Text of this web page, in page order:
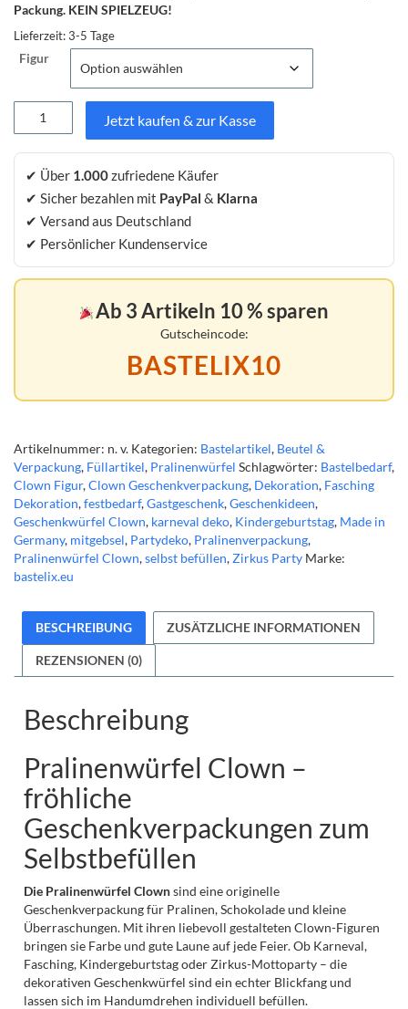
Packung. KEIN SPIELZEUG!
Lieferzeit: 3-5 Tage
Figur
Clown
cm
Geschenkwürfel
zum
Stück,
verschiedene
Jetzt kaufen & zur Kasse
✔ Über 1.000zufriedene Käufer
✔ Sicher bezahlen mit PayPal & Klarna
✔ Versand aus Deutschland
✔ Persönlicher Kundenservice
Ab 3 Artikeln 10 % sparen
Gutscheincode:
BASTELIX10
Artikelnummer: n. v. Kategorien: Bastelartikel, Beutel &
Verpackung, Füllartikel, Pralinenwürfel Schlagwörter: Bastelbedarf,
Clown Figur,Clown Geschenkverpackung, Dekoration, Fasching
Dekoration,festbedarf,Gastgeschenk,Geschenkideen,
Geschenkwürfel Clown, karneval deko, Kindergeburtstag, Made in
Germany, mitgebsel, Partydeko, Pralinenverpackung,
Pralinenwürfel Clown,selbst befüllen,Zirkus Party Marke:
bastelix.eu
BESCHREIBUNG ZUSÄTZLICHE INFORMATIONEN
REZENSIONEN (0)
Beschreibung
Pralinenwürfel Clown –
fröhliche
Geschenkverpackungen zum
Selbstbefüllen
Die Pralinenwürfel Clownsind eine originelle
Geschenkverpackung für Pralinen, Schokolade und kleine
Überraschungen. Mit ihren liebevoll gestalteten Clown-Figuren
bringen sie Farbe und gute Laune auf jede Feier. Ob Karneval,
Fasching, Kindergeburtstag oder Zirkus-Mottoparty – die
dekorativen Geschenkwürfel sind ein echter Blickfang und
lassen sich im Handumdrehen individuell befüllen.